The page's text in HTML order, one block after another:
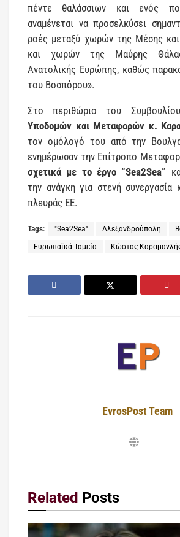
πέντε θαλάσσιων και ενός
αναμένεται να προσελκύσει
ροές μεταξύ χωρών της Μέσης
και χωρών της Μαύρης
Ανατολικής Ευρώπης, καθώς
του Βοσπόρου».
Στο περιθώριο του
Υποδομών και Μεταφορών κ.
τον ομόλογό του από την
ενημέρωσαν την Επίτροπο
σχετικά με το έργο “Sea2Sea”
την ανάγκη για στενή συνεργασία
πλευράς ΕΕ.
Tags: "Sea2Sea" Αλεξανδρούπολη
Ευρωπαϊκά Ταμεία Κώστας
EvrosPost Team
Related Posts